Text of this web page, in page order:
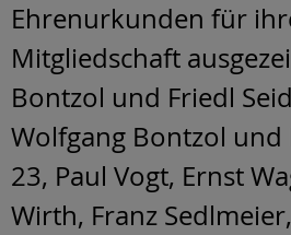
Ehrenurkunden für
Mitgliedschaft
Bontzol und Friedl
Wolfgang Bontzol und
23, Paul Vogt, Ernst
Wirth, Franz